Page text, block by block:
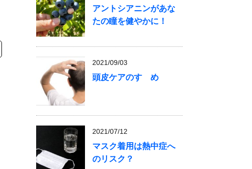
アントシアニンがあな
たの瞳を健やかに！
2021/09/03
頭皮ケアのすゝめ
2021/07/12
マスク着用は熱中症へ
のリスク？